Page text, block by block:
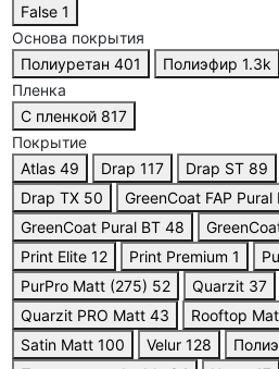
False 1
Основа покрытия
Полиуретан 401 Полиэфир 1.3k
Пленка
С пленкой 817
Покрытие
Atlas 49 Drap 117 Drap ST 89
Drap TX 50 GreenCoat FAP Pural
GreenCoat Pural BT 48
Print Elite 12 Print Premium 1
PurPro Matt (275) 52 Quarzit 37
Quarzit PRO Matt 43 Rooftop
Satin Matt 100 Velur 128